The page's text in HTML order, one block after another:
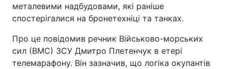
металевими надбудовами, які раніше
спостерігалися на бронетехніці та танках.
Про це повідомив речник Військово-морських
сил (ВМС) ЗСУ Дмитро Плетенчук в етері
телемарафону. Він зазначив, що логіка окупантів